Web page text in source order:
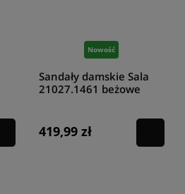
Nowość
Sandały damskie Sala
21027.1461 beżowe
419,99 zł